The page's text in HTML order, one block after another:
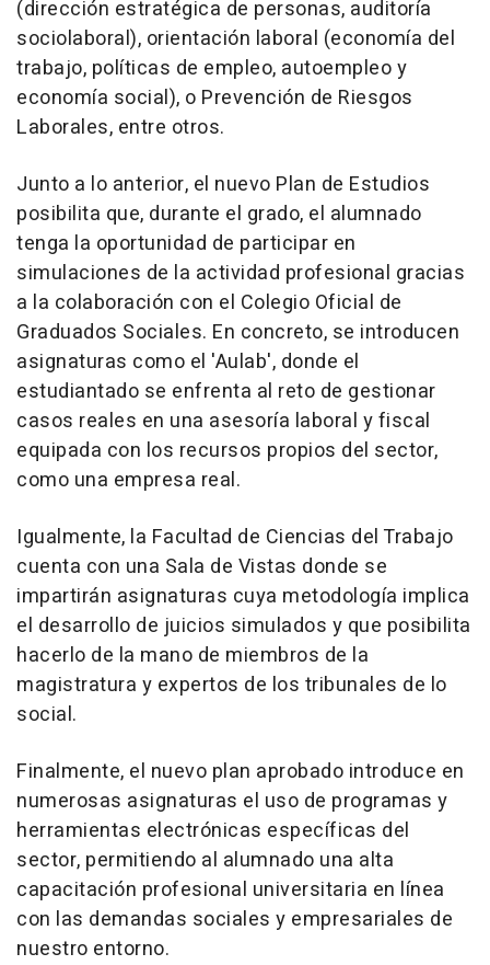
(dirección estratégica de personas, auditoría
sociolaboral), orientación laboral (economía del
trabajo, políticas de empleo, autoempleo y
economía social), o Prevención de Riesgos
Laborales, entre otros.
Junto a lo anterior, el nuevo Plan de Estudios
posibilita que, durante el grado, el alumnado
tenga la oportunidad de participar en
simulaciones de la actividad profesional gracias
a la colaboración con el Colegio Oficial de
Graduados Sociales. En concreto, se introducen
asignaturas como el 'Aulab', donde el
estudiantado se enfrenta al reto de gestionar
casos reales en una asesoría laboral y fiscal
equipada con los recursos propios del sector,
como una empresa real.
Igualmente, la Facultad de Ciencias del Trabajo
cuenta con una Sala de Vistas donde se
impartirán asignaturas cuya metodología implica
el desarrollo de juicios simulados y que posibilita
hacerlo de la mano de miembros de la
magistratura y expertos de los tribunales de lo
social.
Finalmente, el nuevo plan aprobado introduce en
numerosas asignaturas el uso de programas y
herramientas electrónicas específicas del
sector, permitiendo al alumnado una alta
capacitación profesional universitaria en línea
con las demandas sociales y empresariales de
nuestro entorno.